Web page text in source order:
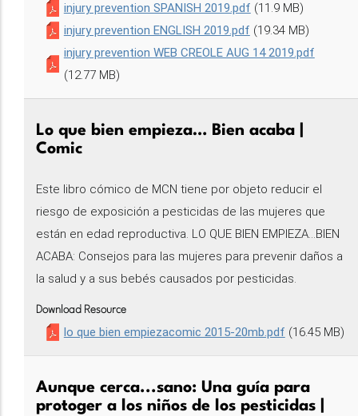
injury prevention SPANISH 2019.pdf (11.9 MB)
injury prevention ENGLISH 2019.pdf (19.34 MB)
injury prevention WEB CREOLE AUG 14 2019.pdf
(12.77 MB)
Lo que bien empieza… Bien acaba |
Comic
Este libro cómico de MCN tiene por objeto reducir el
riesgo de exposición a pesticidas de las mujeres que
están en edad reproductiva. LO QUE BIEN EMPIEZA...BIEN
ACABA: Consejos para las mujeres para prevenir daños a
la salud y a sus bebés causados por pesticidas.
Download Resource
lo que bien empiezacomic 2015-20mb.pdf (16.45 MB)
Aunque cerca...sano: Una guía para
protoger a los niños de los pesticidas |